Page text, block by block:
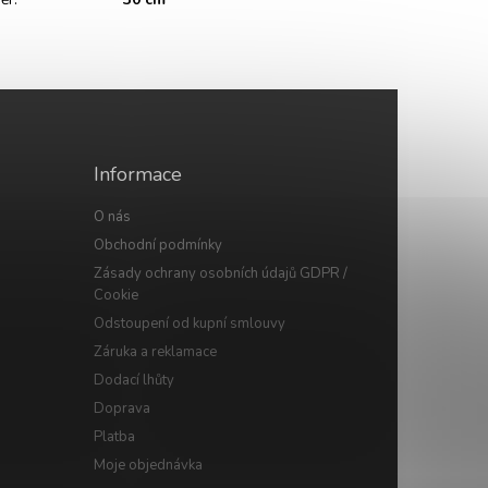
Informace
O nás
Obchodní podmínky
Zásady ochrany osobních údajů GDPR /
Cookie
Odstoupení od kupní smlouvy
Záruka a reklamace
Dodací lhůty
Doprava
Platba
Moje objednávka